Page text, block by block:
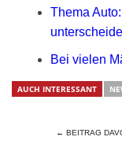
Thema
Bei vielen
AUCH INTERESSANT
← BEITRAG